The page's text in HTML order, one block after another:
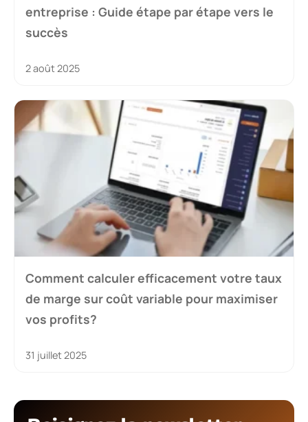
entreprise : Guide étape par étape vers le
succès
2 août 2025
Comment calculer efficacement votre taux
de marge sur coût variable pour maximiser
vos profits?
31 juillet 2025